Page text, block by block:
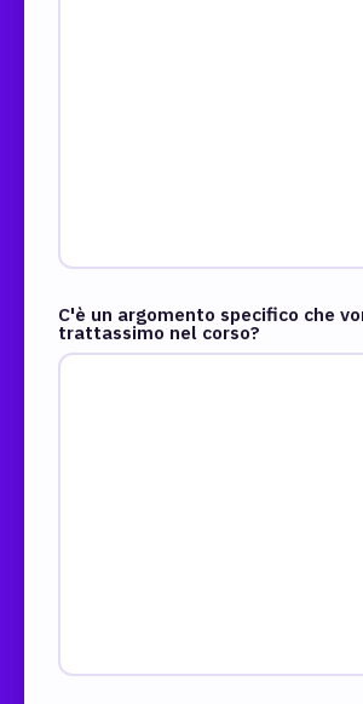
C'è un argomento specifico che
trattassimo nel corso?